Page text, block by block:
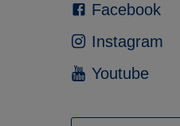
Facebook
Instagram
Youtube